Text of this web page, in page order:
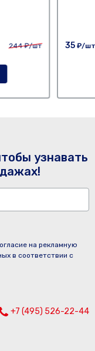
244₽/шт 35 ₽/
узнавать
на рекламную
в соответствии с
+7 (495) 526-22-44